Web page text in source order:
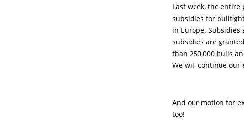
Last week, the
subsidies for
in Europe.
subsidies are
than 250,000 bulls
We will continue our
And our motion for
too!